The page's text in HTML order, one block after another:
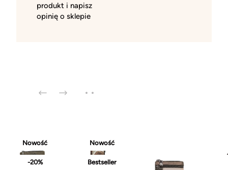
produkt i napisz
opinię o sklepie
Nowość
-20%
Nowość
Bestseller